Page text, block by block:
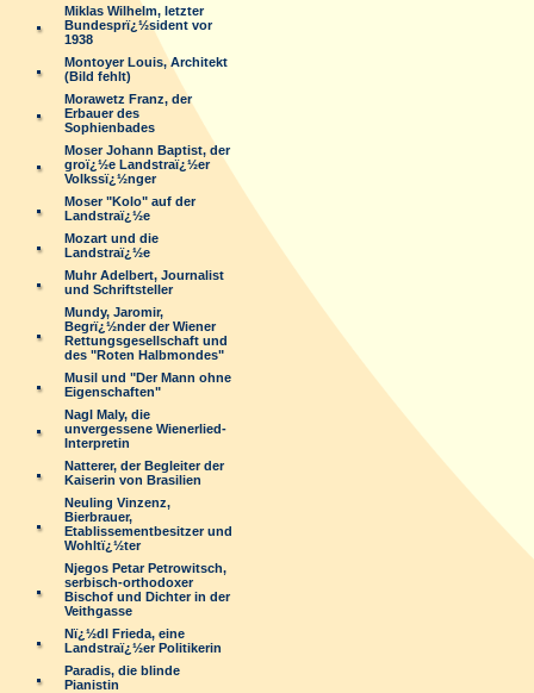
Miklas Wilhelm, letzter
Bundesprï¿½sident vor
1938
Montoyer Louis, Architekt
(Bild fehlt)
Morawetz Franz, der
Erbauer des
Sophienbades
Moser Johann Baptist, der
groï¿½e Landstraï¿½er
Volkssï¿½nger
Moser "Kolo" auf der
Landstraï¿½e
Mozart und die
Landstraï¿½e
Muhr Adelbert, Journalist
und Schriftsteller
Mundy, Jaromir,
Begrï¿½nder der Wiener
Rettungsgesellschaft und
des "Roten Halbmondes"
Musil und "Der Mann ohne
Eigenschaften"
Nagl Maly, die
unvergessene Wienerlied-
Interpretin
Natterer, der Begleiter der
Kaiserin von Brasilien
Neuling Vinzenz,
Bierbrauer,
Etablissementbesitzer und
Wohltï¿½ter
Njegos Petar Petrowitsch,
serbisch-orthodoxer
Bischof und Dichter in der
Veithgasse
Nï¿½dl Frieda, eine
Landstraï¿½er Politikerin
Paradis, die blinde
Pianistin